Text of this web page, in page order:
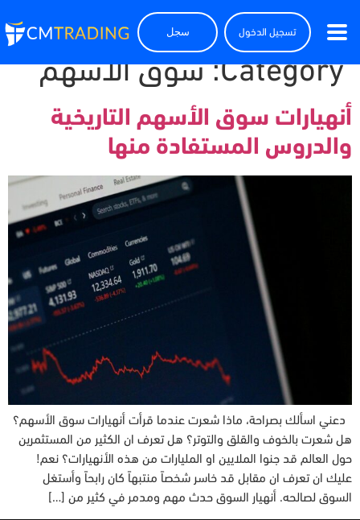
تسجيل الدخول سجل
Category: سوق الأسهم
أنهيارات سوق الأسهم التاريخية
والدروس المستفادة منها
دعني اسألك بصراحة، ماذا شعرت عندما قرأت أنهيارات سوق الأسهم؟
هل شعرت بالخوف والقلق والتوتر؟ هل تعرف ان الكثير من المستثمرين
حول العالم قد جنوا الملايين او المليارات من هذه الأنهيارات؟ نعم!
عليك ان تعرف ان مقابل قد خاسر شخصاً منتبهاً كان رابحاً وأستغل
السوق لصالحه. أنهيار السوق حدث مهم ومدمر في كثير من […]